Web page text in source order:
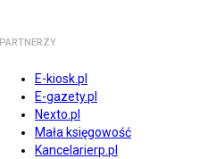
PARTNERZY
E-kiosk.pl
E-gazety.pl
Nexto.pl
Mała księgowość
Kancelarierp.pl